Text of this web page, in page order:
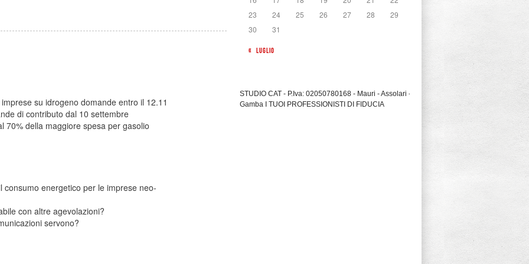
su idrogeno domande entro il 12.11
di contributo dal 10 settembre
70% della maggiore spesa per gasolio
consumo energetico per le imprese neo-
con altre agevolazioni?
servono?
« LUGLIO
23
24 25 26 27 28
29
30
31
STUDIO CAT - P.Iva: 02050780168 - Mauri - Assolari -
Gamba I TUOI PROFESSIONISTI DI FIDUCIA